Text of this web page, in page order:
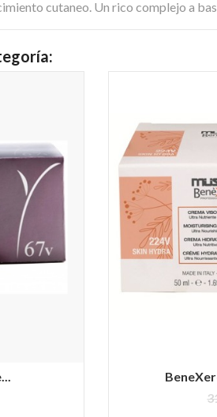
cutaneo. Un rico complejo a